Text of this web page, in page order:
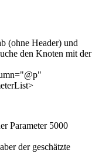
(ohne Header) und
den Knoten mit der
Parameter 5000
der geschätzte